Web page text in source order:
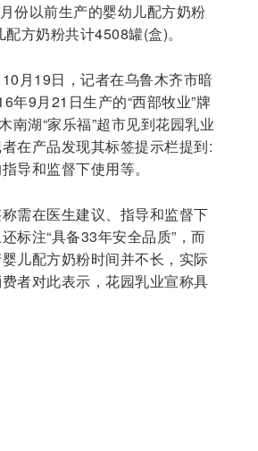
份以前生产的婴幼儿配方奶粉
方奶粉共计4508罐(盒)。
月19日，记者在乌鲁木齐市暗
年9月21日生产的“西部牧业”牌
南湖“家乐福”超市见到花园乳业
在产品发现其标签提示栏提到:
导和监督下使用等。
需在医生建议、指导和监督下
标注“具备33年安全品质”，而
儿配方奶粉时间并不长，实际
者对此表示，花园乳业宣称具